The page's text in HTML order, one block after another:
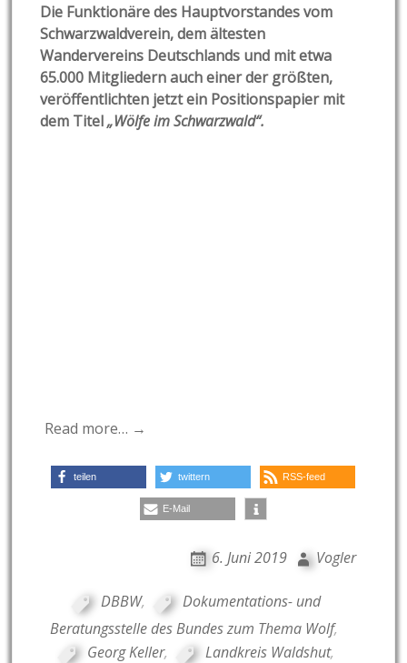
Die Funktionäre des Hauptvorstandes vom
Schwarzwaldverein, dem ältesten
Wandervereins Deutschlands und mit etwa
65.000 Mitgliedern auch einer der größten,
veröffentlichten jetzt ein Positionspapier mit
dem Titel„Wölfe im Schwarzwald“.
Read more… →
teilen twittern RSS-feed
E-Mail
6. Juni 2019 Vogler
DBBW,
Dokumentations- und
Beratungsstelle des Bundes zum Thema Wolf,
Georg Keller, Landkreis Waldshut,